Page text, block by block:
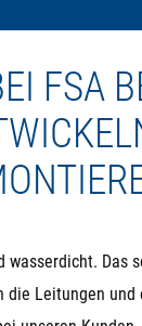
FSA
wasserdicht. Das
die Leitungen und